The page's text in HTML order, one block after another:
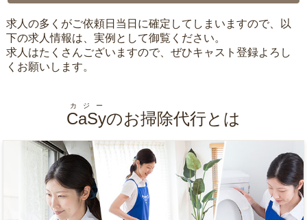
求人の多くがご依頼日当日に確定してしまいますので、以
下の求人情報は、実例として御覧ください。
求人はたくさんございますので、ぜひキャスト登録よろし
くお願いします。
CaSy
カジー
のお掃除代行とは